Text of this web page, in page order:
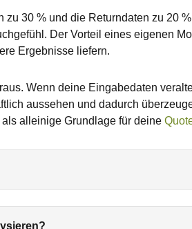
30 % und die Returndaten zu 20
Der Vorteil eines eigenen
Ergebnisse liefern.
Wenn deine Eingabedaten
aussehen und dadurch
alleinige Grundlage für deine